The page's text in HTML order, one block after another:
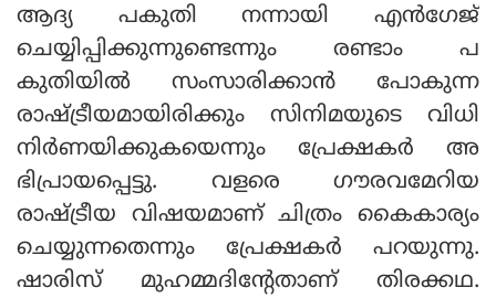
ആദ്യ പകുതി നന്നായി എന്‍ഗേജ്
ചെയ്യിപ്പിക്കുന്നുണ്ടെന്നും രണ്ടാം പ
കുതിയില്‍ സംസാരിക്കാന്‍ പോകുന്ന
രാഷ്ട്രീയമായിരിക്കും സിനിമയുടെ വിധി
നിര്‍ണയിക്കുകയെന്നും പ്രേക്ഷകര്‍ അ
ഭിപ്രായപ്പെട്ടു. വളരെ ഗൗരവമേറിയ
രാഷ്ട്രീയ വിഷയമാണ് ചിത്രം കൈകാര്യം
ചെയ്യുന്നതെന്നും പ്രേക്ഷകര്‍ പറയുന്നു.
ഷാരിസ് മുഹമ്മദിന്റേതാണ് തിരക്കഥ.